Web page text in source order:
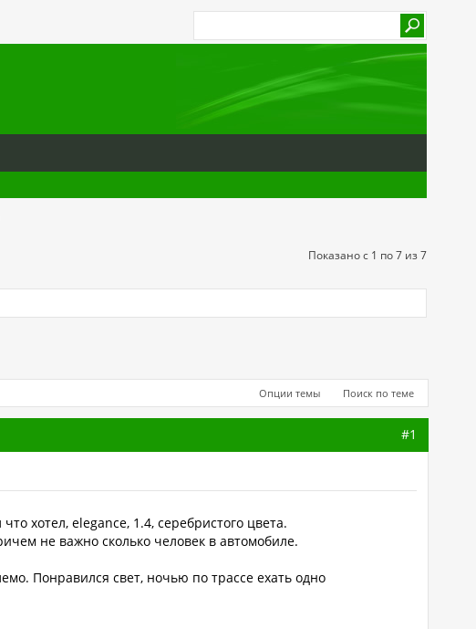
Показано с 1 по 7 из 7
Опции темы Поиск по теме
#1
хотел, elegance, 1.4, серебристого цвета.
не важно сколько человек в автомобиле.
Понравился свет, ночью по трассе ехать одно